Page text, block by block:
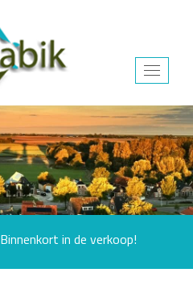
Toggle
Binnenkort in de verkoop!